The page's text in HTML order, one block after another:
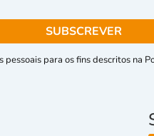
para os fins descritos na